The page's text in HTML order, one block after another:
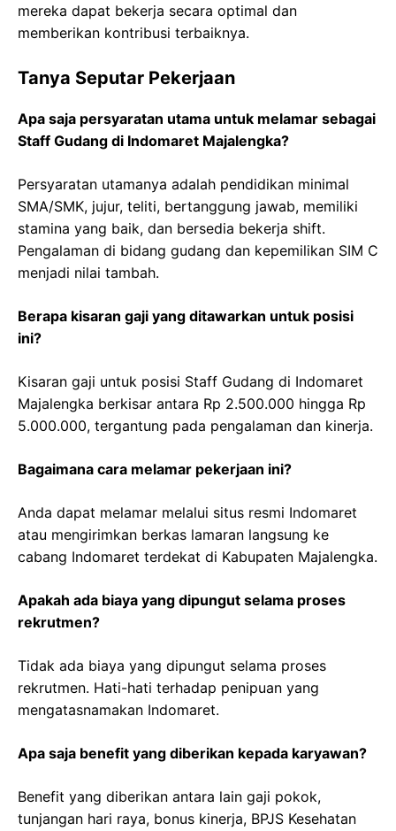
mereka dapat bekerja secara optimal dan
memberikan kontribusi terbaiknya.
Tanya Seputar Pekerjaan
Apa saja persyaratan utama untuk melamar sebagai
Staff Gudang di Indomaret Majalengka?
Persyaratan utamanya adalah pendidikan minimal
SMA/SMK, jujur, teliti, bertanggung jawab, memiliki
stamina yang baik, dan bersedia bekerja shift.
Pengalaman di bidang gudang dan kepemilikan SIM C
menjadi nilai tambah.
Berapa kisaran gaji yang ditawarkan untuk posisi
ini?
Kisaran gaji untuk posisi Staff Gudang di Indomaret
Majalengka berkisar antara Rp 2.500.000 hingga Rp
5.000.000, tergantung pada pengalaman dan kinerja.
Bagaimana cara melamar pekerjaan ini?
Anda dapat melamar melalui situs resmi Indomaret
atau mengirimkan berkas lamaran langsung ke
cabang Indomaret terdekat di Kabupaten Majalengka.
Apakah ada biaya yang dipungut selama proses
rekrutmen?
Tidak ada biaya yang dipungut selama proses
rekrutmen. Hati-hati terhadap penipuan yang
mengatasnamakan Indomaret.
Apa saja benefit yang diberikan kepada karyawan?
Benefit yang diberikan antara lain gaji pokok,
tunjangan hari raya, bonus kinerja, BPJS Kesehatan